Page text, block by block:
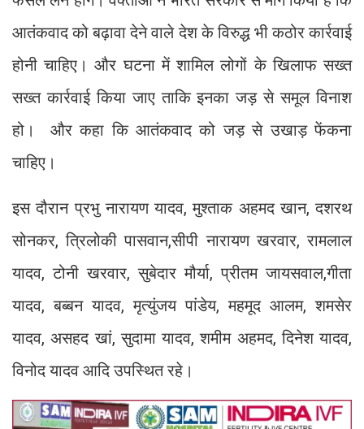
आतंकवाद को बढ़ावा देने वाले देश के विरुद्ध भी कठोर कार्रवाई
होनी चाहिए। और घटना में शामिल लोगों के खिलाफ सख्त
सख्त कार्रवाई किया जाए ताकि इनका जड़ से समूल विनाश
हो। और कहा कि आतंकवाद को जड़ से उखाड़ फेंकना
चाहिए।
इस दौरान प्रभु नारायण यादव, मुश्ताक अहमद खान, दशरथ
सोनकर, त्रिलोकी पासवान,सीपी नारायण खरवार, रामलाल
यादव, टोनी खरवार, सुबेदार मौर्या, प्रीतम जायसवाल,गीता
यादव, बब्बन यादव, मृत्युंजय पांडेय, महमूद आलम, शमसेर
यादव, असहद खां, सुदामा यादव, शमीम अहमद, दिनेश यादव,
विनोद यादव आदि उपस्थित रहे।